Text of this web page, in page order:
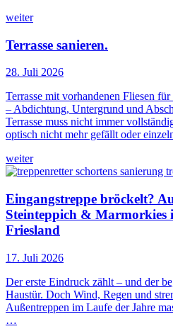
weiter
Terrasse sanieren.
28. Juli 2026
Terrasse mit vorhandenen Fliesen
– Abdichtung, Untergrund und
Terrasse muss nicht immer
optisch nicht mehr gefällt oder
weiter
Eingangstreppe bröckelt?
Steinteppich & Marmorkies
Friesland
17. Juli 2026
Der erste Eindruck zählt – und der
Haustür. Doch Wind, Regen und
Außentreppen im Laufe der Jahre
…